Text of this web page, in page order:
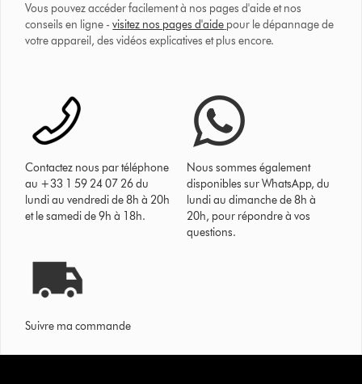
Vous pouvez accéder facilement à nos pages d'aide et nos
conseils en ligne -visitez nos pages d'aide pour le dépannage de
votre appareil, des vidéos explicatives et plus encore.
Contactez nous par téléphone
au +33 1 59 24 07 26 du
lundi au vendredi de 8h à 20h
et le samedi de 9h à 18h.
Nous sommes également
disponibles sur WhatsApp, du
lundi au dimanche de 8h à
20h, pour répondre à vos
questions.
Suivre ma commande